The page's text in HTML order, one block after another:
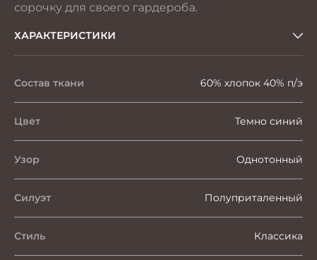
сорочку для своего гардероба.
ХАРАКТЕРИСТИКИ
Состав ткани 60% хлопок 40% п/э
Цвет Темно синий
Узор Однотонный
Силуэт Полуприталенный
Стиль Классика